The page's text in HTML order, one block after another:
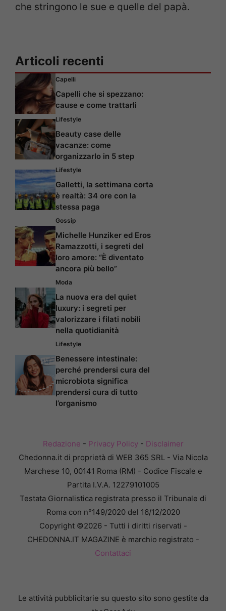
che stringono le sue e quelle del papà.
Articoli recenti
Capelli
Capelli che si spezzano:
cause e come trattarli
Lifestyle
Beauty case delle
vacanze: come
organizzarlo in 5 step
Lifestyle
Galletti, la settimana corta
è realtà: 34 ore con la
stessa paga
Gossip
Michelle Hunziker ed Eros
Ramazzotti, i segreti del
loro amore: “È diventato
ancora più bello”
Moda
La nuova era del quiet
luxury: i segreti per
valorizzare i filati nobili
nella quotidianità
Lifestyle
Benessere intestinale:
perché prendersi cura del
microbiota significa
prendersi cura di tutto
l’organismo
Redazione - Privacy Policy- Disclaimer
Chedonna.it di proprietà di WEB 365 SRL - Via Nicola
Marchese 10, 00141 Roma (RM) - Codice Fiscale e
Partita I.V.A. 12279101005
Testata Giornalistica registrata presso il Tribunale di
Roma con n°149/2020 del 16/12/2020
Copyright ©2026 - Tutti i diritti riservati -
CHEDONNA.IT MAGAZINE è marchio registrato -
Contattaci
Le attività pubblicitarie su questo sito sono gestite da